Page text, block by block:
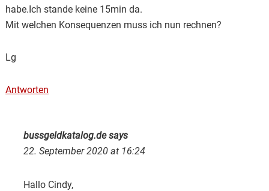
habe.Ich stande keine 15min da.
Mit welchen Konsequenzen muss ich nun rechnen?
Lg
Antworten
bussgeldkatalog.desays
22. September 2020 at 16:24
Hallo Cindy,